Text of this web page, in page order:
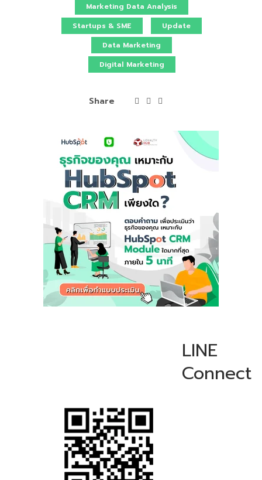
Marketing Data Analysis
Startups & SME
Update
Data Marketing
Digital Marketing
Share
LINE
Connect